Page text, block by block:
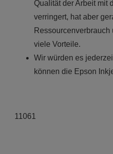
Qualität der Arbeit mit
verringert, hat aber
viele Vorteile.
Wir würden es
können die Epson
11061